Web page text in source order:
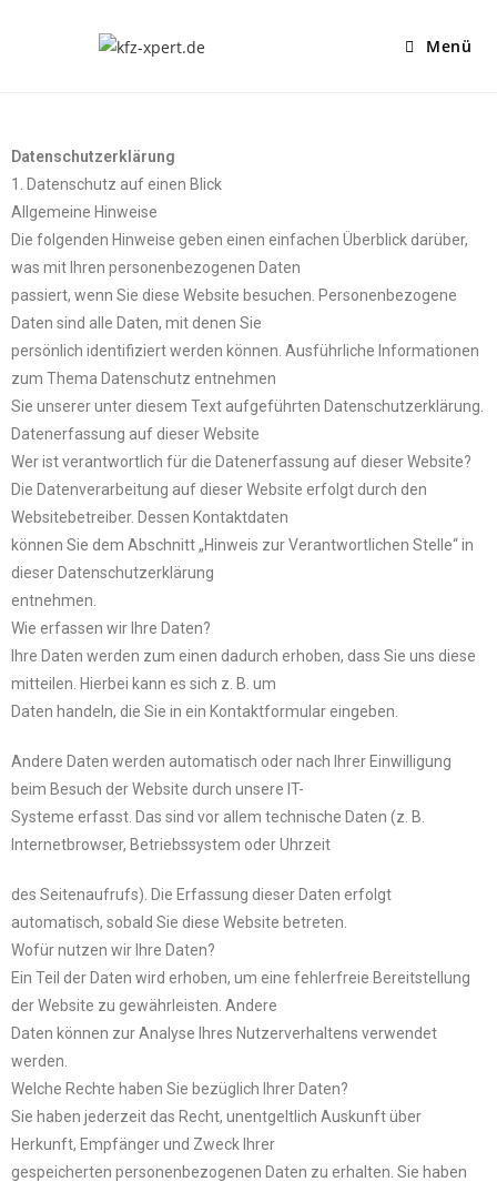
Menü
Datenschutzerklärung
1. Datenschutz auf einen Blick
Allgemeine Hinweise
Die folgenden Hinweise geben einen einfachen Überblick darüber,
was mit Ihren personenbezogenen Daten
passiert, wenn Sie diese Website besuchen. Personenbezogene
Daten sind alle Daten, mit denen Sie
persönlich identifiziert werden können. Ausführliche Informationen
zum Thema Datenschutz entnehmen
Sie unserer unter diesem Text aufgeführten Datenschutzerklärung.
Datenerfassung auf dieser Website
Wer ist verantwortlich für die Datenerfassung auf dieser Website?
Die Datenverarbeitung auf dieser Website erfolgt durch den
Websitebetreiber. Dessen Kontaktdaten
können Sie dem Abschnitt „Hinweis zur Verantwortlichen Stelle“ in
dieser Datenschutzerklärung
entnehmen.
Wie erfassen wir Ihre Daten?
Ihre Daten werden zum einen dadurch erhoben, dass Sie uns diese
mitteilen. Hierbei kann es sich z. B. um
Daten handeln, die Sie in ein Kontaktformular eingeben.
Andere Daten werden automatisch oder nach Ihrer Einwilligung
beim Besuch der Website durch unsere IT-
Systeme erfasst. Das sind vor allem technische Daten (z. B.
Internetbrowser, Betriebssystem oder Uhrzeit
des Seitenaufrufs). Die Erfassung dieser Daten erfolgt
automatisch, sobald Sie diese Website betreten.
Wofür nutzen wir Ihre Daten?
Ein Teil der Daten wird erhoben, um eine fehlerfreie Bereitstellung
der Website zu gewährleisten. Andere
Daten können zur Analyse Ihres Nutzerverhaltens verwendet
werden.
Welche Rechte haben Sie bezüglich Ihrer Daten?
Sie haben jederzeit das Recht, unentgeltlich Auskunft über
Herkunft, Empfänger und Zweck Ihrer
gespeicherten personenbezogenen Daten zu erhalten. Sie haben